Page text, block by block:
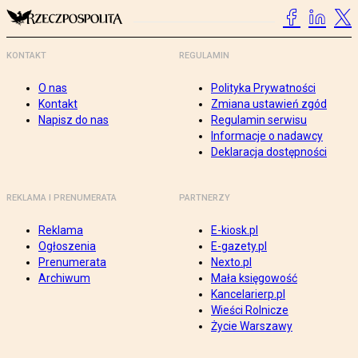
KONTAKT
O nas
Kontakt
Napisz do nas
REGULAMIN
Polityka Prywatności
Zmiana ustawień zgód
Regulamin serwisu
Informacje o nadawcy
Deklaracja dostępności
REKLAMA I PRENUMERATA
Reklama
Ogłoszenia
Prenumerata
Archiwum
PARTNERZY
E-kiosk.pl
E-gazety.pl
Nexto.pl
Mała księgowość
Kancelarierp.pl
Wieści Rolnicze
Życie Warszawy